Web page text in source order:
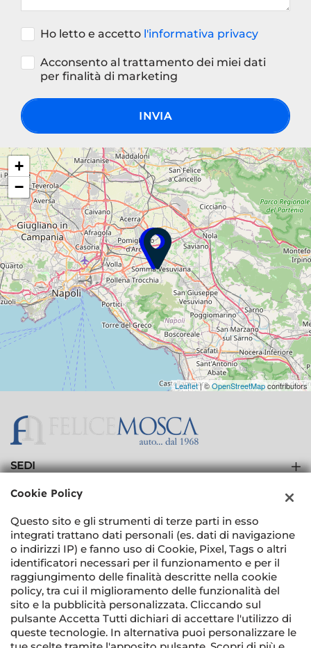
Ho letto e accetto l'informativa privacy
Acconsento al trattamento dei miei dati
per finalità di marketing
INVIA
+
−
Leaflet| ©OpenStreetMapcontributors
SEDI
Showroom
Carbody Service
Contatti
TORNA IN CIMA
Cookie Policy
Questo sito e gli strumenti di terze parti in esso
integrati trattano dati personali (es. dati di navigazione
o indirizzi IP) e fanno uso di Cookie, Pixel, Tags o altri
identificatori necessari per il funzionamento e per il
raggiungimento delle finalità descritte nella cookie
policy, tra cui il miglioramento delle funzionalità del
sito e la pubblicità personalizzata. Cliccando sul
pulsante Accetta Tutti dichiari di accettare l'utilizzo di
queste tecnologie. In alternativa puoi personalizzare le